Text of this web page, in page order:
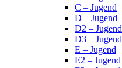
C – Jugend
D – Jugend
D2 – Jugend
D3 – Jugend
E – Jugend
E2 – Jugend